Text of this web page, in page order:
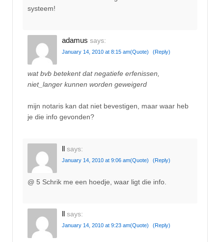
systeem!
adamus says:
January 14, 2010 at 8:15 am(Quote) (Reply)
wat bvb betekent dat negatiefe erfenissen,
niet_langer kunnen worden geweigerd
mijn notaris kan dat niet bevestigen, maar waar heb
je die info gevonden?
ll says:
January 14, 2010 at 9:06 am(Quote) (Reply)
@ 5 Schrik me een hoedje, waar ligt die info.
ll says:
January 14, 2010 at 9:23 am(Quote) (Reply)